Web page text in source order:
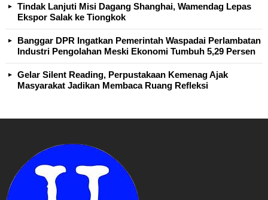
Tindak Lanjuti Misi Dagang Shanghai, Wamendag Lepas
Ekspor Salak ke Tiongkok
Banggar DPR Ingatkan Pemerintah Waspadai Perlambatan
Industri Pengolahan Meski Ekonomi Tumbuh 5,29 Persen
Gelar Silent Reading, Perpustakaan Kemenag Ajak
Masyarakat Jadikan Membaca Ruang Refleksi